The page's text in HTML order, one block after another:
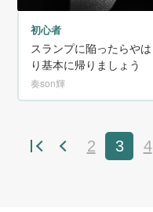
初心者
スランプに陥ったらやは
り基本に帰りましょう
奏son輝
2 3 4